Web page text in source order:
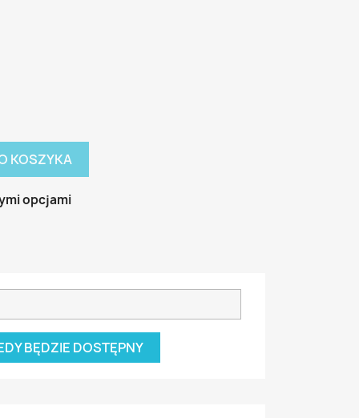
KOSZYKA
opcjami
BĘDZIE DOSTĘPNY